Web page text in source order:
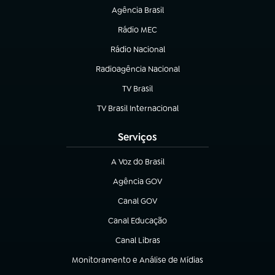
Agência Brasil
(abre em nova aba)
Rádio MEC
(abre em nova aba)
Rádio Nacional
Radioagência Nacional
(abre em nova aba)
TV Brasil
(abre em nova aba)
TV Brasil Internacional
(abre em nova aba)
Serviços
A Voz do Brasil
(abre em nova aba)
Agência GOV
(abre em nova aba)
Canal GOV
(abre em nova aba)
Canal Educação
(abre em nova aba)
Canal Libras
(abre em nova aba)
Monitoramento e Análise de Mídias
(abre em nova aba)